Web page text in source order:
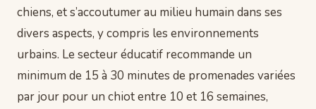
chiens, et s’accoutumer au milieu humain dans ses
divers aspects, y compris les environnements
urbains. Le secteur éducatif recommande un
minimum de 15 à 30 minutes de promenades variées
par jour pour un chiot entre 10 et 16 semaines,